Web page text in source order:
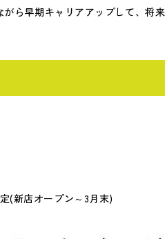
ら早期キャリアアップして、将
(新店オープン～3月末)